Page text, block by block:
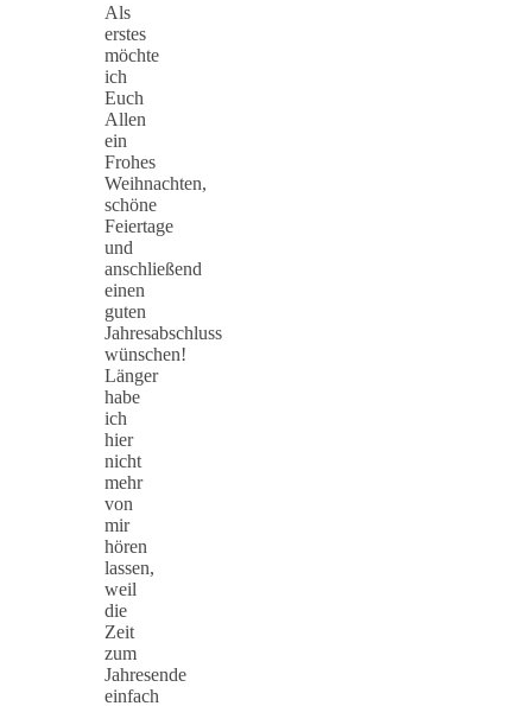
Als
erstes
möchte
ich
Euch
Allen
ein
Frohes
Weihnachten,
schöne
Feiertage
und
anschließend
einen
guten
Jahresabschluss
wünschen!
Länger
habe
ich
hier
nicht
mehr
von
mir
hören
lassen,
weil
die
Zeit
zum
Jahresende
einfach